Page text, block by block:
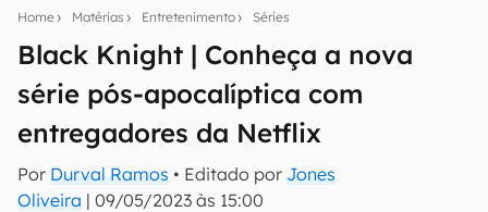
Home Matérias Entretenimento Séries
Black Knight | Conheça a nova
série pós-apocalíptica com
entregadores da Netflix
Por Durval Ramos • Editado por Jones
Oliveira | 09/05/2023 às 15:00
notícias e reviews sobre tecnologia em primeira
mão.
E-mail
inscreva-se